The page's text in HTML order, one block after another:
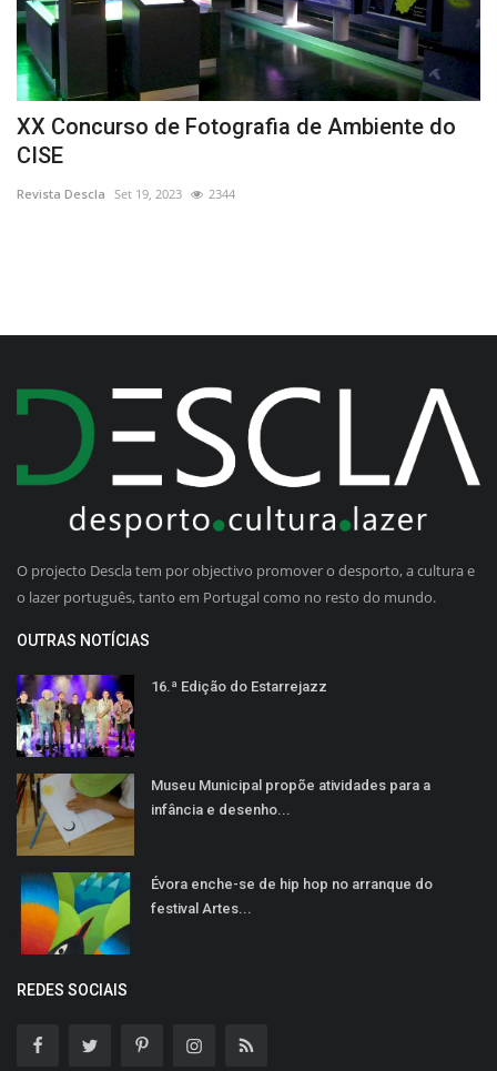
XX Concurso de Fotografia de Ambiente do
CISE
Revista Descla Set 19, 2023 2344
O projecto Descla tem por objectivo promover o desporto, a cultura e
o lazer português, tanto em Portugal como no resto do mundo.
OUTRAS NOTÍCIAS
16.ª Edição do Estarrejazz
Museu Municipal propõe atividades para a
infância e desenho...
Évora enche-se de hip hop no arranque do
festival Artes...
REDES SOCIAIS